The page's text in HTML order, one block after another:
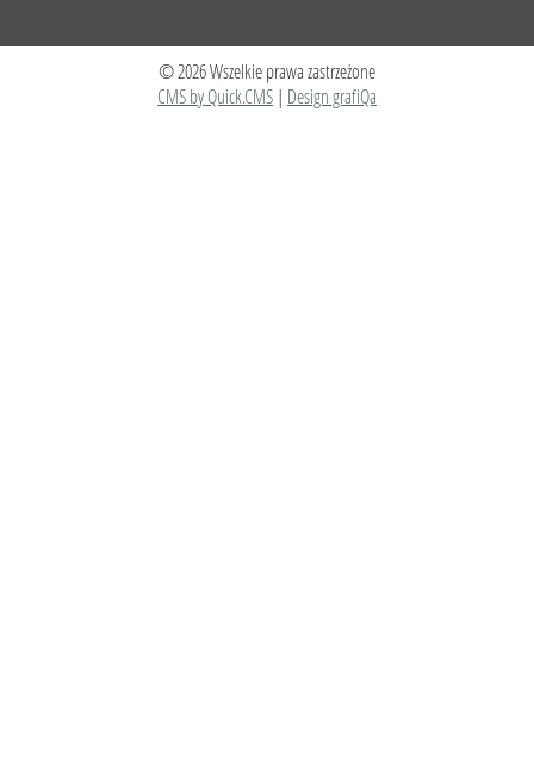
© 2026 Wszelkie prawa zastrzeżone
CMS by Quick.CMS | Design grafiQa